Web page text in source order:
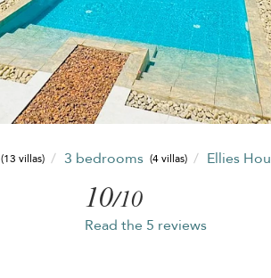
(13 villas) 3 bedrooms (4 villas) Ellies
10/10
Read the 5 reviews